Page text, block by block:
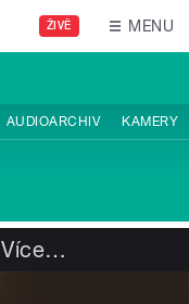
ŽIVĚ MENU
AUDIOARCHIV KAMERY
Více…